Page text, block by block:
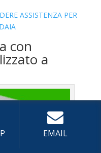
ASSISTENZA PER
con
a
EMAIL